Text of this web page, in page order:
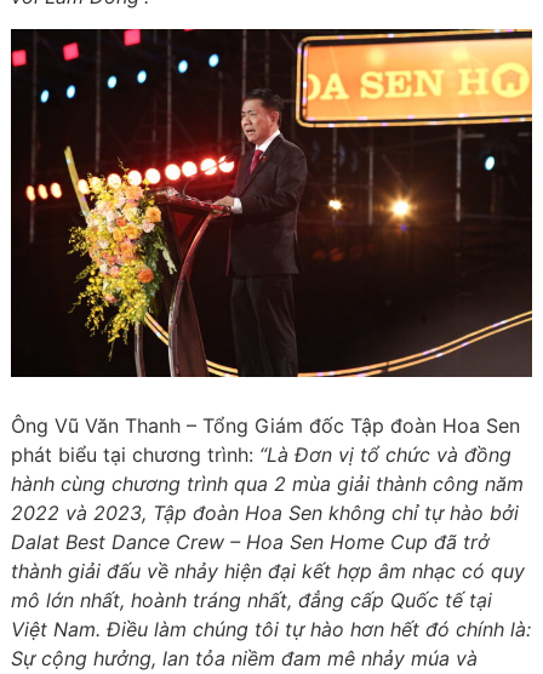
Ông Vũ Văn Thanh – Tổng Giám đốc Tập đoàn Hoa Sen
phát biểu tại chương trình: “Là Đơn vị tổ chức và đồng
hành cùng chương trình qua 2 mùa giải thành công năm
2022 và 2023, Tập đoàn Hoa Sen không chỉ tự hào bởi
Dalat Best Dance Crew – Hoa Sen Home Cup đã trở
thành giải đấu về nhảy hiện đại kết hợp âm nhạc có quy
mô lớn nhất, hoành tráng nhất, đẳng cấp Quốc tế tại
Việt Nam. Điều làm chúng tôi tự hào hơn hết đó chính là:
Sự cộng hưởng, lan tỏa niềm đam mê nhảy múa và